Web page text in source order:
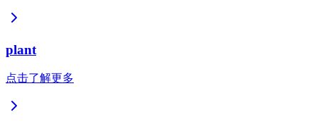
plant
点击了解更多